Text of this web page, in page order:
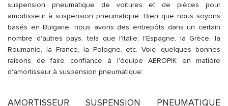
suspension pneumatique de voitures et de pièces pour
amortisseur à suspension pneumatique. Bien que nous soyons
basés en Bulgarie, nous avons des entrepôts dans un certain
nombre d'autres pays, tels que l'Italie, l'Espagne, la Grèce, la
Roumanie, la France, la Pologne, etc. Voici quelques bonnes
raisons de faire confiance à l'équipe AEROPIK en matière
d'amortisseur à suspension pneumatique:
AMORTISSEUR SUSPENSION PNEUMATIQUE